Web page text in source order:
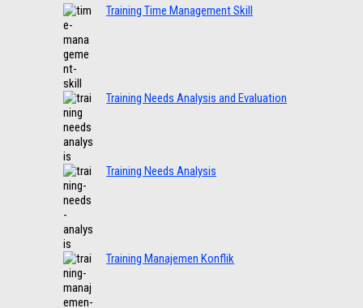
Training Time Management Skill
Training Needs Analysis and Evaluation
Training Needs Analysis
Training Manajemen Konflik